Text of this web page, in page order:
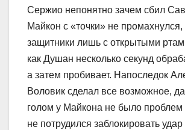
Сержио непонятно зачем сбил
Майкон с «точки» не промахнулся,
защитники лишь с открытыми
как Душан несколько секунд
а затем пробивает. Напоследок
Воловик сделал все возможное,
голом у Майкона не было проблем
не потрудился заблокировать